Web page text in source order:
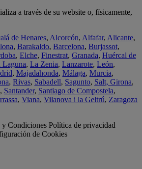
a través de su website o, físicamente,
de Henares, Alcorcón, Alfafar, Alicante,
, Barakaldo, Barcelona, Burjassot,
, Elche, Finestrat, Granada, Huércal de
Laguna, La Zenia, Lanzarote, León,
, Majadahonda, Málaga, Murcia,
, Rivas, Sabadell, Sagunto, Salt, Girona,
, Santander, Santiago de Compostela,
, Viana, Vilanova i la Geltrú, Zaragoza
y Condiciones Política de privacidad
de Cookies